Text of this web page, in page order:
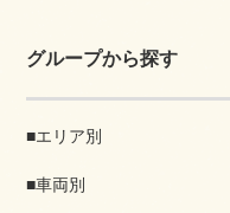
グループから探す
■エリア別
■車両別